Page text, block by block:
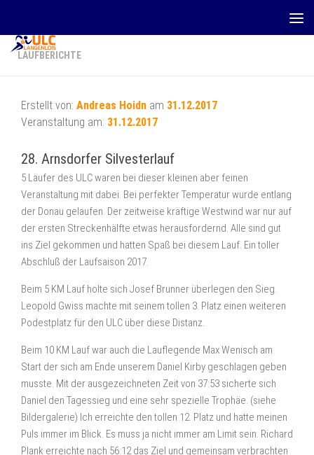
LAUFBERICHTE
Erstellt von: Andreas Hoidn am 31.12.2017
Veranstaltung am: 31.12.2017
28. Arnsdorfer Silvesterlauf
5 Läufer des ULC waren bei dieser kleinen aber feinen
Veranstaltung mit dabei. Bei perfekter Temperatur wurde entlang
der Donau gelaufen. Der zeitweise kräftige Westwind war nur auf
der ersten Streckenhälfte etwas herausfordernd. Alle sind gut
ins Ziel gekommen und hatten Spaß bei diesem Lauf. Ein toller
Abschluß der Laufsaison 2017.
Beim 5 KM Lauf holte sich Josef Brunner überlegen den Sieg.
Leopold Gwiss machte mit seinem tollen 3. Platz einen weiteren
Podestplatz für den ULC über diese Distanz.
Beim 10 KM Lauf war auch die Lauflegende Max Wenisch am
Start der sich am Ende unserem Daniel Kirby geschlagen geben
musste. Mit der ausgezeichneten Zeit von 37:53 sicherte sich
Daniel den Tagessieg und eine sehr spezielle Trophäe. (siehe
Bildergalerie) Ich erreichte den tollen 12. Platz und hatte meinen
Puls immer im Blick. Es muss ja nicht immer am Limit sein. Richard
Plank erreichte nach 56:12 das Ziel und gemeinsam verbrachten